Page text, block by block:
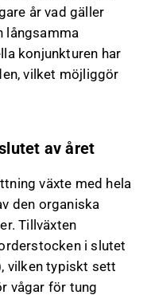
år vad gäller
långsamma
konjunkturen har
vilket möjliggör
av året
växte med hela
den organiska
Tillväxten
i slutet
vilken typiskt sett
vågar för tung